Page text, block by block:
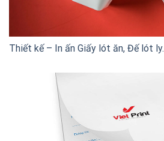
Thiết kế – In ấn Giấy lót ăn, Đế lót ly.